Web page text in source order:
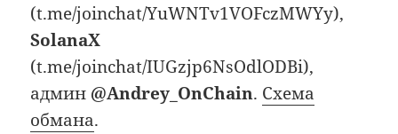
(t.me/joinchat/YuWNTv1VOFczMWYy),
SolanaX
(t.me/joinchat/IUGzjp6NsOdlODBi),
админ @Andrey_OnChain. Схема
обмана.